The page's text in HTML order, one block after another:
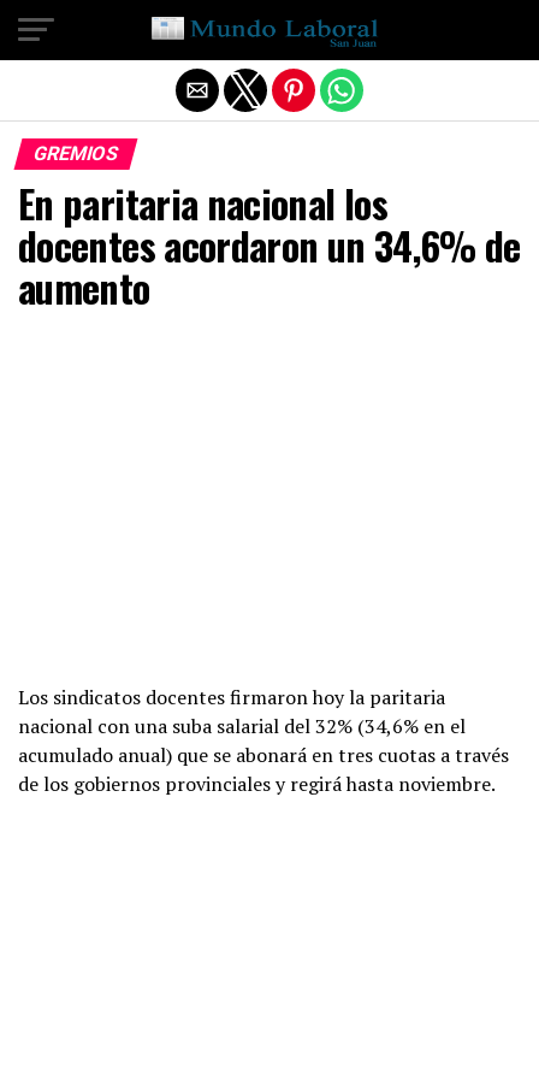
GREMIOS
En paritaria nacional los
docentes acordaron un 34,6% de
aumento
Los sindicatos docentes firmaron hoy la paritaria
nacional con una suba salarial del 32% (34,6% en el
acumulado anual) que se abonará en tres cuotas a través
de los gobiernos provinciales y regirá hasta noviembre.
Salir de la versión móvil